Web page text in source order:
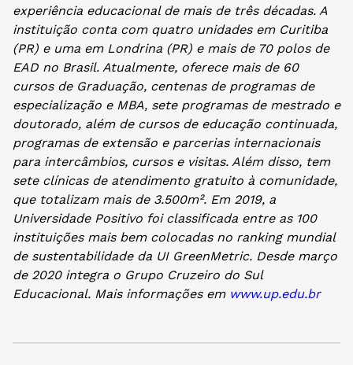
experiência educacional de mais de três décadas. A
instituição conta com quatro unidades em Curitiba
(PR) e uma em Londrina (PR) e mais de 70 polos de
EAD no Brasil. Atualmente, oferece mais de 60
cursos de Graduação, centenas de programas de
especialização e MBA, sete programas de mestrado e
doutorado, além de cursos de educação continuada,
programas de extensão e parcerias internacionais
para intercâmbios, cursos e visitas. Além disso, tem
sete clínicas de atendimento gratuito à comunidade,
que totalizam mais de 3.500m². Em 2019, a
Universidade Positivo foi classificada entre as 100
instituições mais bem colocadas no ranking mundial
de sustentabilidade da UI GreenMetric. Desde março
de 2020 integra o Grupo Cruzeiro do Sul
Educacional. Mais informações em www.up.edu.br